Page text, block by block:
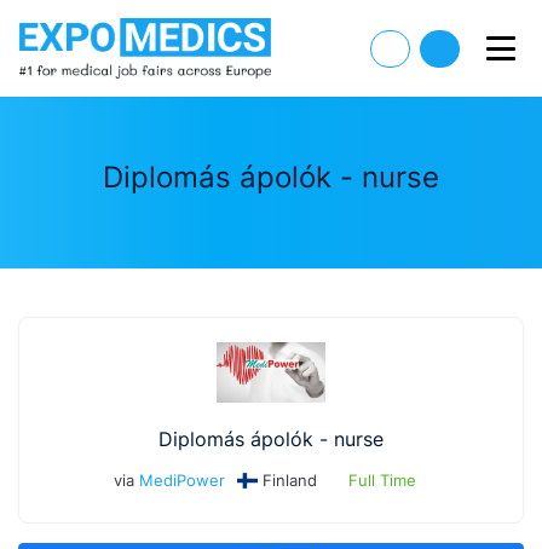
Diplomás ápolók - nurse
Diplomás ápolók - nurse
via MediPower Finland Full Time